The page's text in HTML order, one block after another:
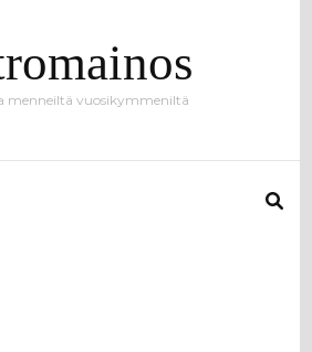
menneiltä vuosikymmeniltä